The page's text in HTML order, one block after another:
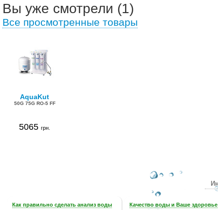
Вы уже смотрели (1)
Все просмотренные товары
AquaKut
50G 75G RO-5 FF
5065 грн.
Как правильно сделать анализ воды
Качество воды и Ваше здоровье